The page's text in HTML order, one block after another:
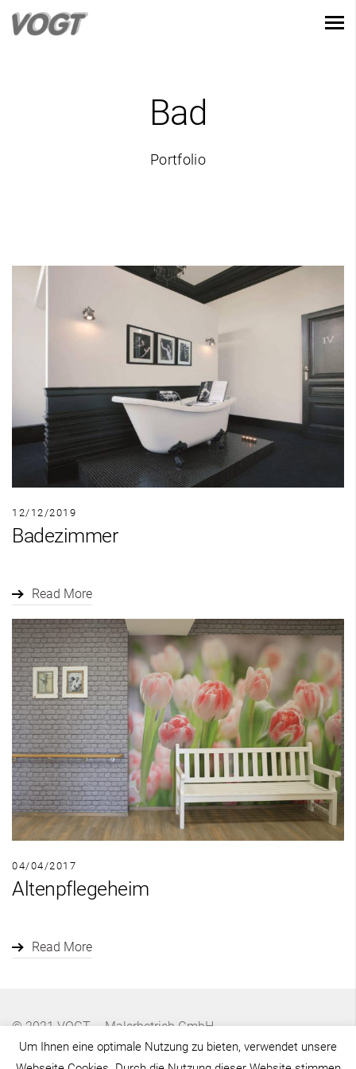
Bad
Portfolio
12/12/2019
Badezimmer
Read More
04/04/2017
Altenpflegeheim
Read More
© 2021 VOGT – Malerbetrieb GmbH
Um Ihnen eine optimale Nutzung zu bieten, verwendet unsere